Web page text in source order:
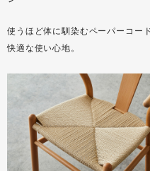
使うほど体に馴染むペーパーコー
快適な使い心地。